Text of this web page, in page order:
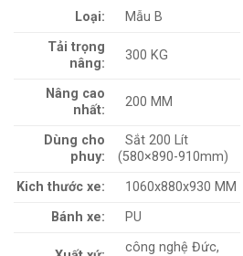
Loại:
Mẫu B
Tải trọng
nâng:
300 KG
Nâng cao
nhất:
200 MM
Dùng cho
phuy:
Sắt 200 Lít
(580×890-910mm)
Kich thước xe:
1060x880x930 MM
Bánh xe:
PU
công nghệ Đức,